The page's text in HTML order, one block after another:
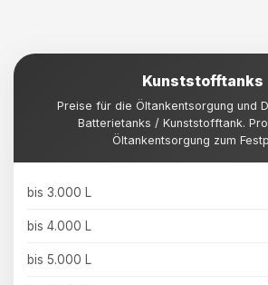
Kunststofftanks
Preise für die Öltankentsorgung und
Batterietanks / Kunststofftank.
Öltankentsorgung zum
bis 3.000 L
bis 4.000 L
bis 5.000 L